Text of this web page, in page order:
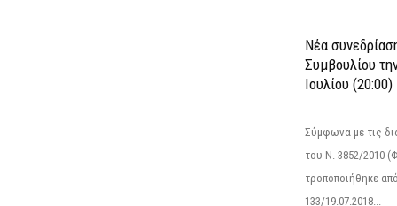
Νέα
Συμβουλίου
Ιουλίου (20:00)
Σύμφωνα με τις
του Ν. 3852/2010
τροποποιήθηκε
133/19.07.2018...